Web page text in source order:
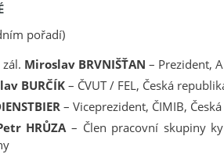
pořadí)
Miroslav BRVNIŠŤAN – Prezident,
BURČÍK– ČVUT / FEL, Česká
– Viceprezident, ČIMIB,
HRŮZA – Člen pracovní skupiny